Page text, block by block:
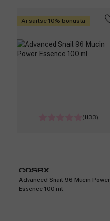
Ansaitse 10% bonusta
(1133)
COSRX
Advanced Snail 96 Mucin Power
Essence 100 ml